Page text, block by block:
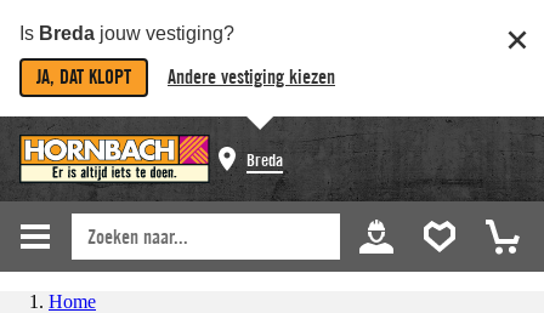
Is Breda jouw vestiging?
JA, DAT KLOPT Andere vestiging kiezen
Breda
Home